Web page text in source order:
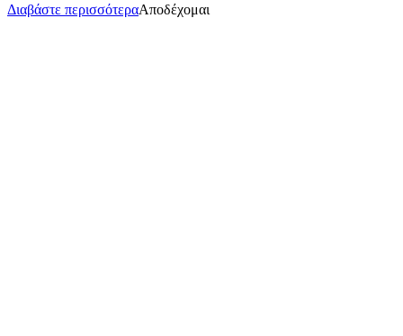
Διαβάστε περισσότεραΑποδέχομαι